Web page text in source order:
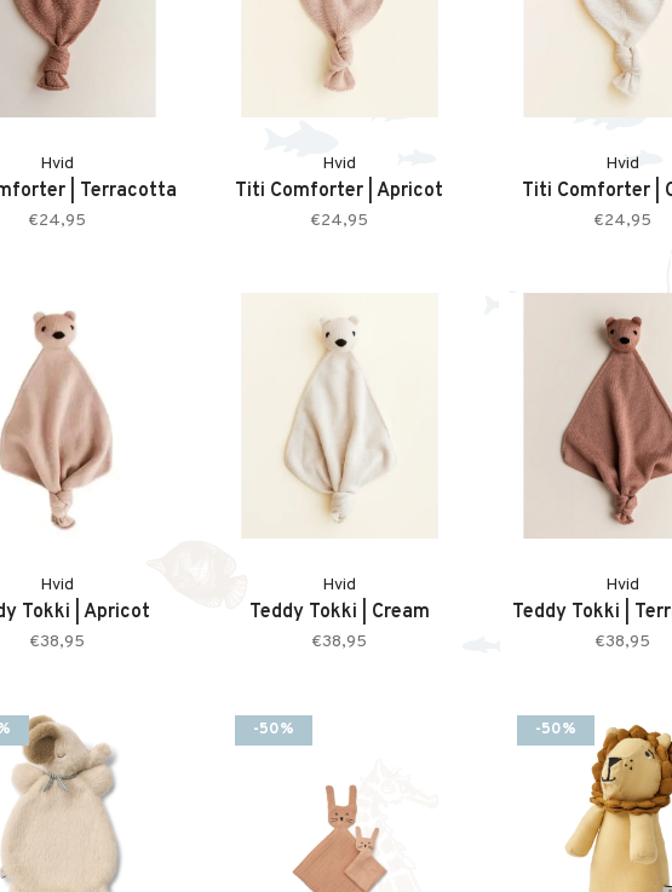
Hvid
| Terracotta
€24,95
Hvid
Titi Comforter | Apricot
€24,95
Hvid
Titi Comforter |
€24,95
Hvid
Tokki | Apricot
€38,95
Hvid
Teddy Tokki | Cream
€38,95
Hvid
Teddy Tokki |
€38,95
-50% -50%